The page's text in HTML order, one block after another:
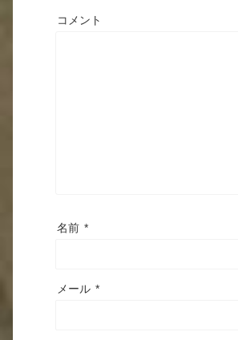
コメント
名前 *
メール *